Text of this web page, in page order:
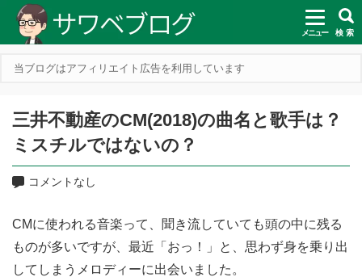
メニュー 検 索
当ブログはアフィリエイト広告を利用しています
三井不動産のCM(2018)の曲名と歌手は？
ミスチルではないの？
コメントなし
CMに使われる音楽って、聞き流していても頭の中に残る
ものが多いですが、最近「おっ！」と、思わず身を乗り出
してしまうメロディーに出会いました。